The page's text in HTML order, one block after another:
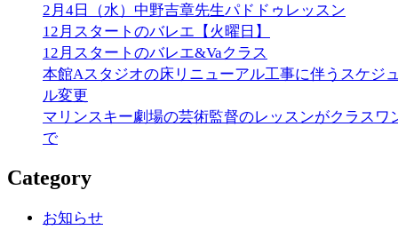
2月4日（水）中野吉章先生パドドゥレッスン
12月スタートのバレエ【火曜日】
12月スタートのバレエ&Vaクラス
本館Aスタジオの床リニューアル工事に伴うスケジ
ル変更
マリンスキー劇場の芸術監督のレッスンがクラスワ
で
Category
お知らせ